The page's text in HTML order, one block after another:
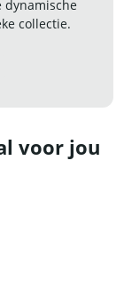
dynamische
collectie.
voor jou